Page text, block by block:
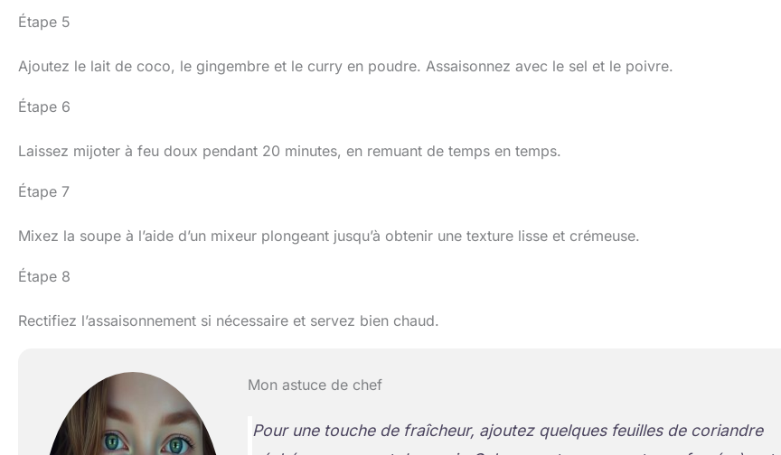
Étape 5
Ajoutez le lait de coco, le gingembre et le curry en poudre. Assaisonnez avec le sel et le poivre.
Étape 6
Laissez mijoter à feu doux pendant 20 minutes, en remuant de temps en temps.
Étape 7
Mixez la soupe à l’aide d’un mixeur plongeant jusqu’à obtenir une texture lisse et crémeuse.
Étape 8
Rectifiez l’assaisonnement si nécessaire et servez bien chaud.
Mon astuce de chef
Pour une touche de fraîcheur, ajoutez quelques feuilles de coriandre